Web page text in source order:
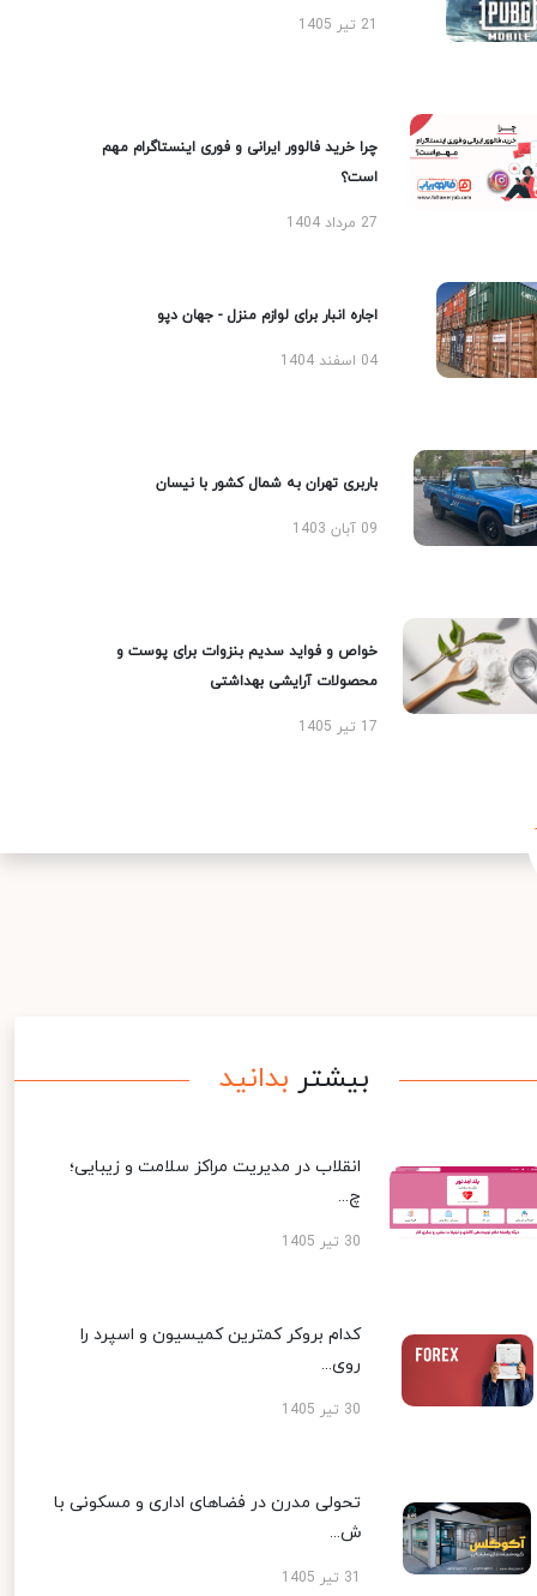
چرا خرید فالوور ایرانی و فوری اینستاگرام مهم
است؟
27 مرداد 1404
اجاره انبار برای لوازم منزل - جهان دپو
04 اسفند 1404
باربری تهران به شمال کشور با نیسان
09 آبان 1403
خواص و فواید سدیم بنزوات برای پوست و
محصولات آرایشی بهداشتی
17 تیر 1405
بیشتر بدانید
انقلاب در مدیریت مراکز سلامت و زیبایی؛
چ...
30 تیر 1405
کدام بروکر کمترین کمیسیون و اسپرد را
روی...
30 تیر 1405
تحولی مدرن در فضاهای اداری و مسکونی با
ش...